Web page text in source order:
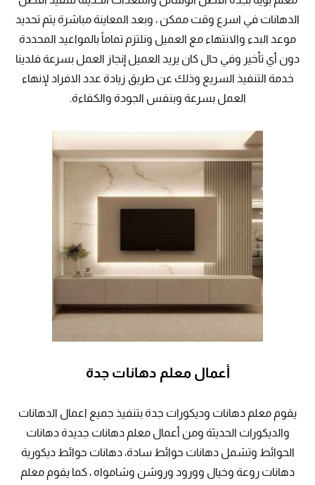
الدهانات في اسرع وقت ممكن ، وبعد المعاينة مباشرة يتم تحديد
موعد البدء والانتهاء مع العميل ونلتزم تماماً بالمواعيد المحددة
دون أي تأخير وفي حال كان يريد العميل إنجاز العمل بسرعة فلدينا
خدمة التنفيذ السريع وذلك عن طريق زيادة عدد الافراد لإنهاء
العمل بسرعة وبنفس الجودة والكفاءة.
أعمال معلم دهانات جدة
يقوم معلم دهانات وديكورات جدة بتنفيذ جميع اعمال الدهانات
والديكورات الحديثة ومن أعمال معلم دهانات جديدة دهانات
الحوائط وتشمل دهانات حوائط سادة، دهانات حوائط ديكورية
دهانات روعة وخيال وورود وروشن وشامواه ، كما يقوم معلم